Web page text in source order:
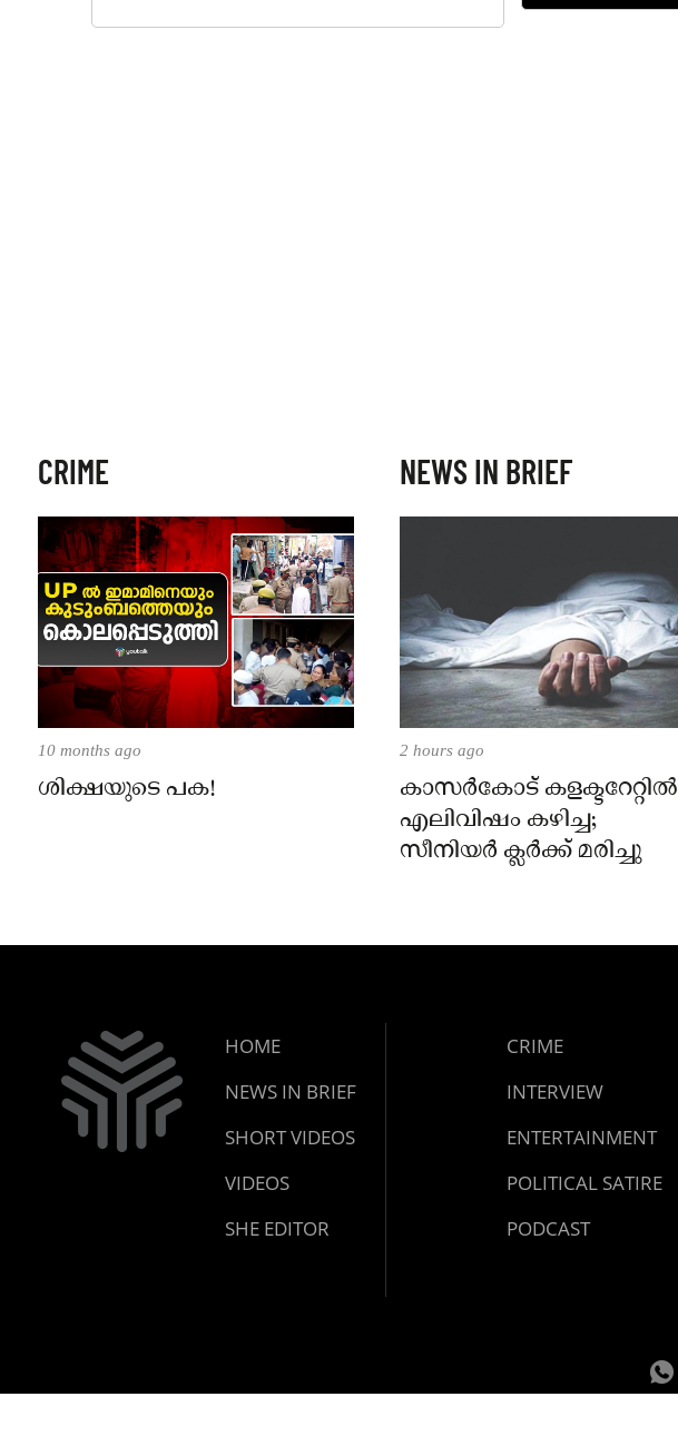
CRIME
10 months ago
ശിക്ഷയുടെ പക!
NEWS IN BRIEF
2 hours ago
കാസർകോട് കളക്ടറേറ്റിൽ
എലിവിഷം കഴിച്ച;
സീനിയർ ക്ലർക്ക് മരിച്ചു
HOME
NEWS IN BRIEF
SHORT VIDEOS
VIDEOS
SHE EDITOR
CRIME
INTERVIEW
ENTERTAINMENT
POLITICAL SATIRE
PODCAST